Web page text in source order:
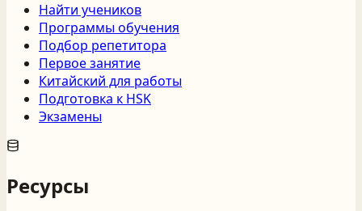
Найти учеников
Программы обучения
Подбор репетитора
Первое занятие
Китайский для работы
Подготовка к HSK
Экзамены
Ресурсы